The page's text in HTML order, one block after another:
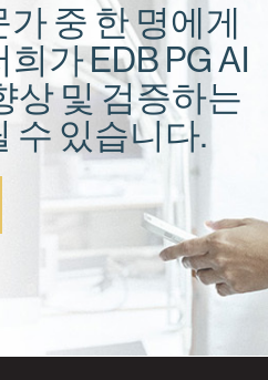
중 한 명에게
가 EDB PG AI
상 및 검증하는
수 있습니다.